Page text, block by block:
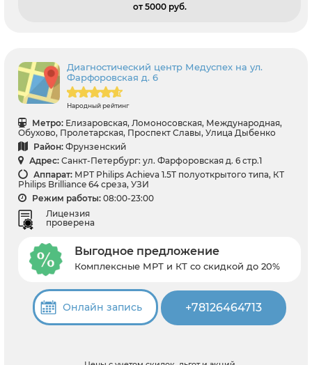
от 5000 pуб.
Диагностический центр Медуспех на ул.
Фарфоровская д. 6
Народный рейтинг
Метро: Елизаровская, Ломоносовская, Международная,
Обухово, Пролетарская, Проспект Славы, Улица Дыбенко
Район: Фрунзенский
Адрес: Санкт-Петербург: ул. Фарфоровская д. 6 стр.1
Аппарат: МРТ Philips Achieva 1.5T полуоткрытого типа, КТ
Philips Brilliance 64 среза, УЗИ
Режим работы: 08:00-23:00
Лицензия
проверена
Выгодное предложение
Комплексные МРТ и КТ со скидкой до 20%
Онлайн запись +78126464713